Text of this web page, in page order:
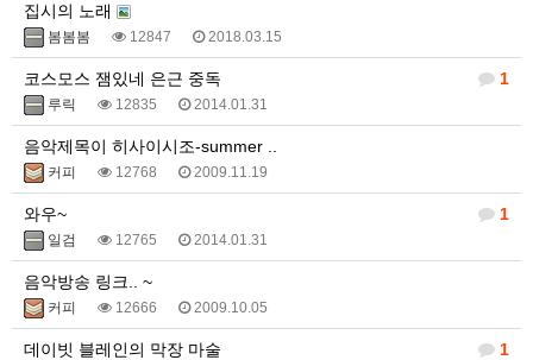
집시의 노래
봄봄봄 12847 2018.03.15
1
코스모스 잼있네 은근 중독
루릭 12835 2014.01.31
음악제목이 히사이시조-summer ..
커피 12768 2009.11.19
1
와우~
일검 12765 2014.01.31
음악방송 링크.. ~
커피 12666 2009.10.05
1
데이빗 블레인의 막장 마술